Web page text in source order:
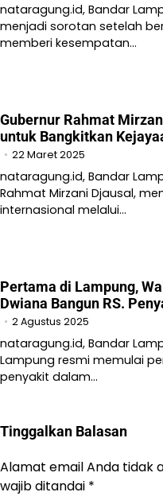
nataragung.id, Bandar
menjadi sorotan setelah
memberi kesempatan…
Gubernur Rahmat
untuk Bangkitkan
22 Maret 2025
nataragung.id, Bandar
Rahmat Mirzani Djausal,
internasional melalui…
Pertama di Lampung,
Dwiana Bangun RS.
2 Agustus 2025
nataragung.id, Bandar
Lampung resmi memulai
penyakit dalam…
Tinggalkan Balasan
Alamat email Anda tidak
wajib ditandai *